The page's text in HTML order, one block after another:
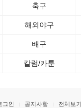
축구
해외야구
배구
칼럼/카툰
그인 공지사항 전체보기